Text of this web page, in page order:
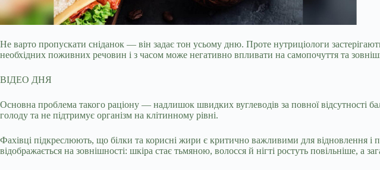
Не варто пропускати сніданок — він задає тон усьому дню. Проте нутриціологи
необхідних поживних речовин і з часом може негативно впливати на самопочуття та
ВІДЕО ДНЯ
Основна проблема такого раціону — надлишок швидких вуглеводів за повної відсутності
голоду та не підтримує організм на клітинному рівні.
Фахівці підкреслюють, що білки та корисні жири є критично важливими для відновлення
відображається на зовнішності: шкіра стає тьмяною, волосся й нігті ростуть повільніше, а